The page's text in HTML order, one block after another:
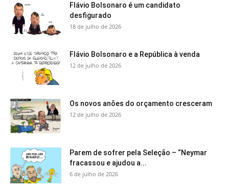
Flávio Bolsonaro é um candidato
desfigurado
18 de julho de 2026
Flávio Bolsonaro e a República à venda
12 de julho de 2026
Os novos anões do orçamento cresceram
12 de julho de 2026
Parem de sofrer pela Seleção – “Neymar
fracassou e ajudou a...
6 de julho de 2026